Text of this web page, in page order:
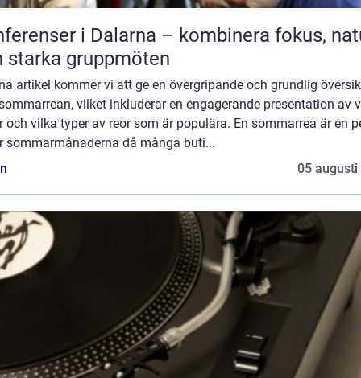
i Dalarna – kombinera fokus,
starka gruppmöten
artikel kommer vi att ge en övergripande och grundlig
vilket inkluderar en engagerande presentation av
och vilka typer av reor som är populära. En sommarrea är en
sommarmånaderna då många buti...
05 augusti